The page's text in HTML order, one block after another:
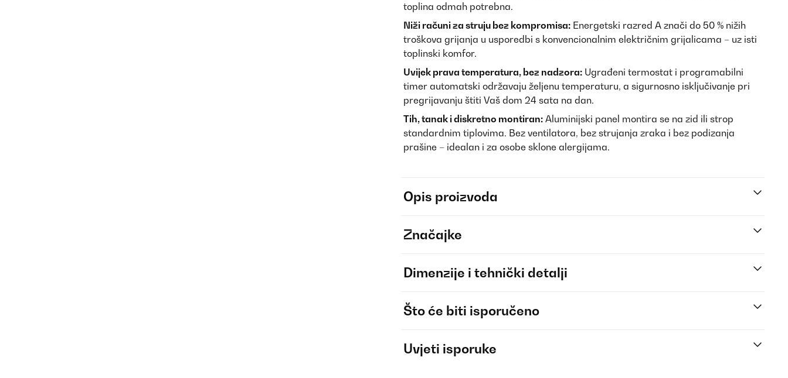
toplina odmah potrebna.
Niži računi za struju bez kompromisa: Energetski razred A znači do 50 % nižih
troškova grijanja u usporedbi s konvencionalnim električnim grijalicama – uz isti
toplinski komfor.
Uvijek prava temperatura, bez nadzora: Ugrađeni termostat i programabilni
timer automatski održavaju željenu temperaturu, a sigurnosno isključivanje pri
pregrijavanju štiti Vaš dom 24 sata na dan.
Tih, tanak i diskretno montiran: Aluminijski panel montira se na zid ili strop
standardnim tiplovima. Bez ventilatora, bez strujanja zraka i bez podizanja
prašine – idealan i za osobe sklone alergijama.
Opis proizvoda
Značajke
Dimenzije i tehnički detalji
Što će biti isporučeno
Uvjeti isporuke